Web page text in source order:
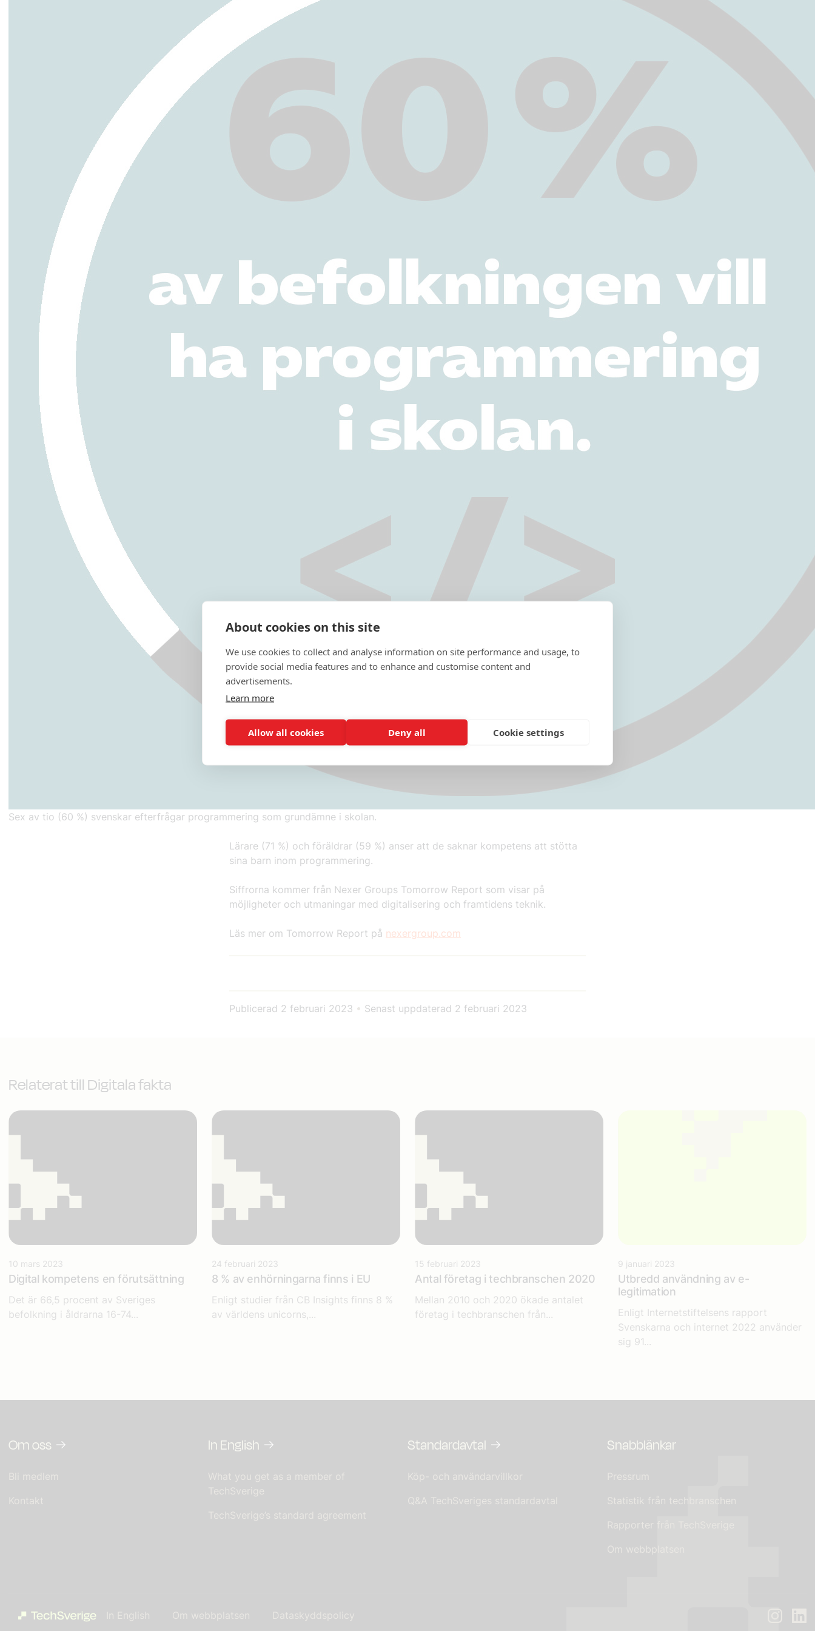
Sex av tio (60 %) svenskar efterfrågar programmering som grundämne i skolan.
Lärare (71 %) och föräldrar (59 %) anser att de saknar kompetens att stötta
sina barn inom programmering.
Siffrorna kommer från Nexer Groups Tomorrow Report som visar på
möjligheter och utmaningar med digitalisering och framtidens teknik.
Läs mer om Tomorrow Report på nexergroup.com
Publicerad 2 februari 2023 • Senast uppdaterad 2 februari 2023
Relaterat till Digitala fakta
10 mars 2023
Digital kompetens en förutsättning
Det är 66,5 procent av Sveriges
befolkning i åldrarna 16-74...
24 februari 2023
8 % av enhörningarna finns i EU
Enligt studier från CB Insights finns 8 %
av världens unicorns,...
15 februari 2023
Antal företag i techbranschen 2020
Mellan 2010 och 2020 ökade antalet
företag i techbranschen från...
9 januari 2023
Utbredd användning av e-
legitimation
Enligt Internetstiftelsens rapport
Svenskarna och internet 2022 använder
sig 91...
Om oss
Bli medlem
Kontakt
In English
What you get as a member of
TechSverige
TechSverige’s standard agreement
Standardavtal
Köp- och användarvillkor
Q&A TechSveriges standardavtal
Snabblänkar
Pressrum
Statistik från techbranschen
Rapporter från TechSverige
Om webbplatsen
In English Om webbplatsen Dataskyddspolicy
About cookies on this site
We use cookies to collect and analyse information on site performance and usage, to
provide social media features and to enhance and customise content and
advertisements.
Learn more
Allow all cookies Deny all Cookie settings